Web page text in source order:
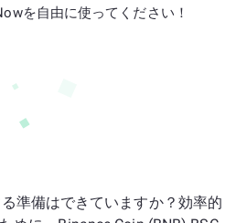
を自由に使ってください！
準備はできていますか？効率的